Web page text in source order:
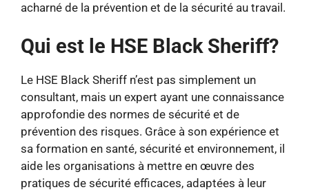
acharné de la prévention et de la sécurité au travail.
Qui est le HSE Black Sheriff?
Le HSE Black Sheriff n’est pas simplement un
consultant, mais un expert ayant une connaissance
approfondie des normes de sécurité et de
prévention des risques. Grâce à son expérience et
sa formation en santé, sécurité et environnement, il
aide les organisations à mettre en œuvre des
pratiques de sécurité efficaces, adaptées à leur